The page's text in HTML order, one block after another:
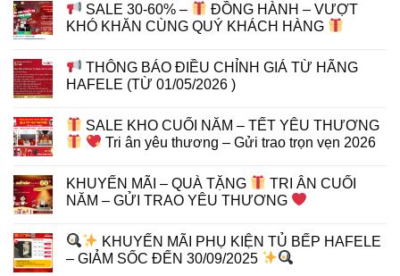
SALE 30-60% –
ĐỒNG HÀNH – VƯỢT
KHÓ KHĂN CÙNG QUÝ KHÁCH HÀNG
THÔNG BÁO ĐIỀU CHỈNH GIÁ TỪ HÃNG
HAFELE (TỪ 01/05/2026 )
SALE KHO CUỐI NĂM – TẾT YÊU THƯƠNG
Tri ân yêu thương – Gửi trao trọn vẹn 2026
KHUYẾN MÃI – QUÀ TẶNG
TRI ÂN CUỐI
NĂM – GỬI TRAO YÊU THƯƠNG
KHUYẾN MÃI PHỤ KIỆN TỦ BẾP HAFELE
– GIẢM SỐC ĐẾN 30/09/2025